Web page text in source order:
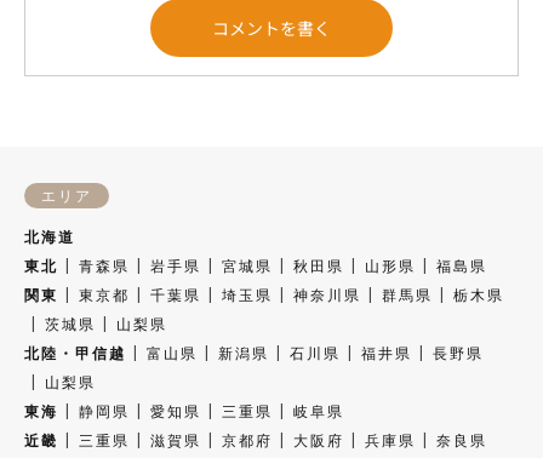
エリア
北海道
東北
青森県 岩手県 宮城県 秋田県 山形県
福島県
関東
東京都 千葉県 埼玉県 神奈川県 群馬県
栃木県
茨城県
山梨県
北陸・甲信越
富山県 新潟県 石川県 福井県
長野県
山梨県
東海
静岡県 愛知県 三重県
岐阜県
近畿
三重県 滋賀県 京都府 大阪府 兵庫県
奈良県